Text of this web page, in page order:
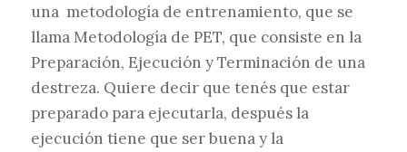
una metodología de entrenamiento, que se
llama Metodología de PET, que consiste en la
Preparación, Ejecución y Terminación de una
destreza. Quiere decir que tenés que estar
preparado para ejecutarla, después la
ejecución tiene que ser buena y la